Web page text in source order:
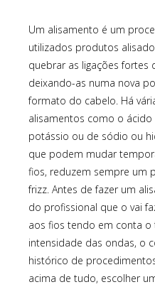
Um alisamento é um
utilizados produtos
quebrar as ligações fortes
deixando-as numa nova
formato do cabelo. Há
alisamentos como o
potássio ou de sódio ou
que podem mudar
fios, reduzem sempre um
frizz. Antes de fazer um
do profissional que o vai
aos fios tendo em conta
intensidade das ondas, o
histórico de
acima de tudo, escolher